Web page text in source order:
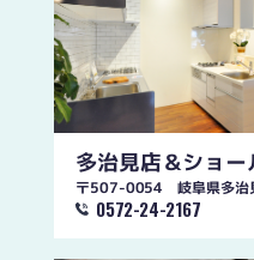
多治見店＆ショ
〒507-0054 岐阜県多治
0572-24-2167